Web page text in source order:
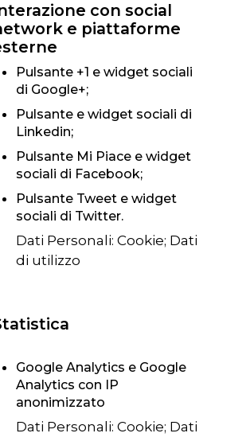
con social
e piattaforme
Pulsante +1 e widget sociali
di Google+;
Pulsante e widget sociali di
Linkedin;
Pulsante Mi Piace e widget
sociali di Facebook;
Pulsante Tweet e widget
sociali di Twitter.
Dati Personali: Cookie; Dati
di utilizzo
Google Analytics e Google
Analytics con IP
anonimizzato
Dati Personali: Cookie; Dati